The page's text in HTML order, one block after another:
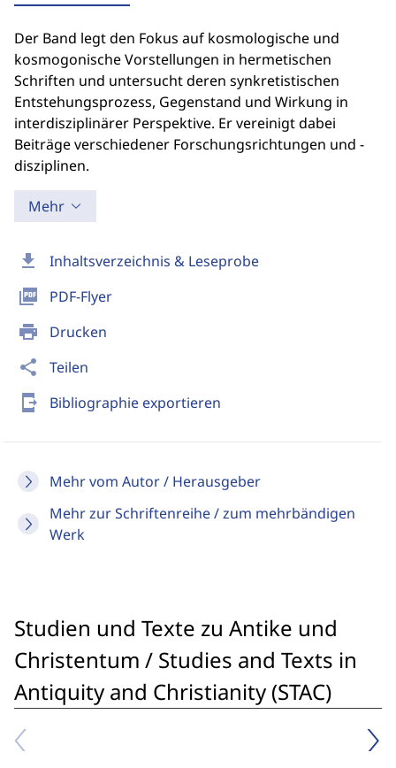
download Inhaltsverzeichnis & Leseprobe
picture_as_pdf PDF-Flyer
print Drucken
share Teilen
send_to_mobile Bibliographie exportieren
Mehr vom Autor / Herausgeber
Mehr zur Schriftenreihe / zum mehrbändigen
Werk
Der Band legt den Fokus auf kosmologische und
kosmogonische Vorstellungen in hermetischen
Schriften und untersucht deren synkretistischen
Entstehungsprozess, Gegenstand und Wirkung in
interdisziplinärer Perspektive. Er vereinigt dabei
Beiträge verschiedener Forschungsrichtungen und -
disziplinen.
Mehr
Studien und Texte zu Antike und
Christentum / Studies and Texts in
Antiquity and Christianity (STAC)